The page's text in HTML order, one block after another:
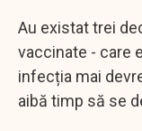
Au existat trei
vaccinate - care
infecția mai
aibă timp să se